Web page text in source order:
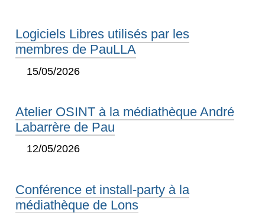
Logiciels Libres utilisés par les
membres de PauLLA
15/05/2026
Atelier OSINT à la médiathèque André
Labarrère de Pau
12/05/2026
Conférence et install-party à la
médiathèque de Lons